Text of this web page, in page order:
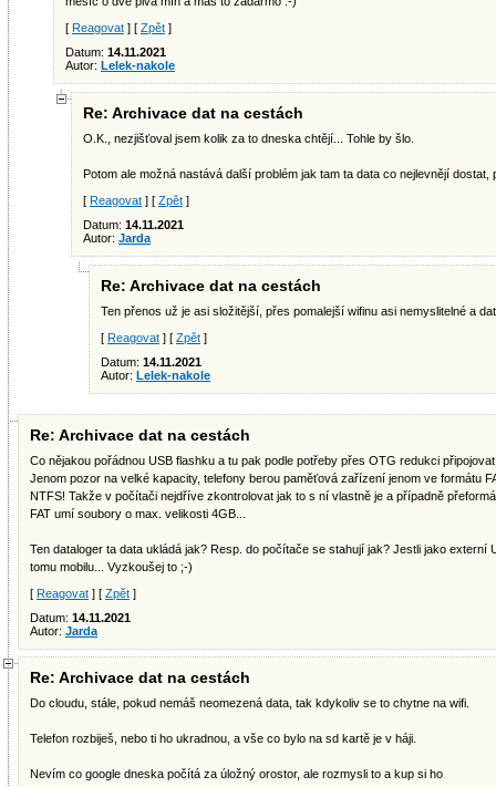
[ Reagovat ] [ Zpět ]
Datum: 14.11.2021
Autor: Lelek-nakole
Re: Archivace dat na cestách
O.K., nezjišťoval jsem kolik za to dneska chtějí... Tohle by šlo.
Potom ale možná nastává další problém jak tam ta data co nejlevnějí
[ Reagovat ] [ Zpět ]
Datum: 14.11.2021
Autor: Jarda
Re: Archivace dat na cestách
Ten přenos už je asi složitější, přes pomalejší wifinu asi nemyslitelné a
[ Reagovat ] [ Zpět ]
Datum: 14.11.2021
Autor: Lelek-nakole
Re: Archivace dat na cestách
Co nějakou pořádnou USB flashku a tu pak podle potřeby přes OTG redukci
Jenom pozor na velké kapacity, telefony berou paměťová zařízení jenom ve formátu
NTFS! Takže v počítači nejdříve zkontrolovat jak to s ní vlastně je a případně
FAT umí soubory o max. velikosti 4GB...
Ten dataloger ta data ukládá jak? Resp. do počítače se stahují jak? Jestli jako externí
tomu mobilu... Vyzkoušej to ;-)
[ Reagovat ] [ Zpět ]
Datum: 14.11.2021
Autor: Jarda
Re: Archivace dat na cestách
Do cloudu, stále, pokud nemáš neomezená data, tak kdykoliv se to chytne na wifi.
Telefon rozbiješ, nebo ti ho ukradnou, a vše co bylo na sd kartě je v háji.
Nevím co google dneska počítá za úložný orostor, ale rozmysli to a kup si ho